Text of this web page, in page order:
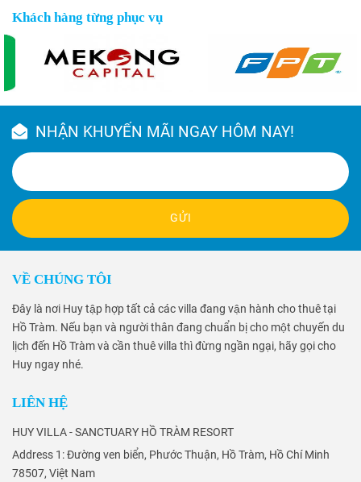
Khách hàng từng phục vụ
NHẬN KHUYẾN MÃI NGAY HÔM NAY!
GỬI
VỀ CHÚNG TÔI
Đây là nơi Huy tập hợp tất cả các villa đang vận hành cho thuê tại
Hồ Tràm. Nếu bạn và người thân đang chuẩn bị cho một chuyến du
lịch đến Hồ Tràm và cần thuê villa thì đừng ngần ngại, hãy gọi cho
Huy ngay nhé.
LIÊN HỆ
HUY VILLA - SANCTUARY HỒ TRÀM RESORT
Address 1: Đường ven biển, Phước Thuận, Hồ Tràm, Hồ Chí Minh
78507, Việt Nam